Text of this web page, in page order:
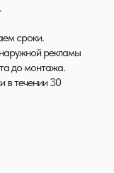
сроки.
рекламы
до монтажа.
в течении 30